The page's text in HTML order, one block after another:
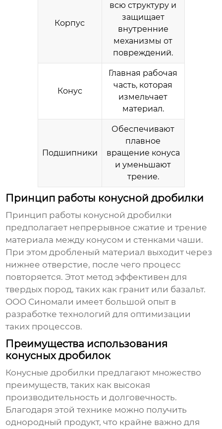
Корпус
всю структуру и
защищает
внутренние
механизмы от
повреждений.
Конус
Главная рабочая
часть, которая
измельчает
материал.
Подшипники
Обеспечивают
плавное
вращение конуса
и уменьшают
трение.
Принцип работы конусной дробилки
Принцип работы конусной дробилки
предполагает непрерывное сжатие и трение
материала между конусом и стенками чаши.
При этом дробленый материал выходит через
нижнее отверстие, после чего процесс
повторяется. Этот метод эффективен для
твердых пород, таких как гранит или базальт.
ООО Синомали имеет большой опыт в
разработке технологий для оптимизации
таких процессов.
Преимущества использования
конусных дробилок
Конусные дробилки предлагают множество
преимуществ, таких как высокая
производительность и долговечность.
Благодаря этой технике можно получить
однородный продукт, что крайне важно для